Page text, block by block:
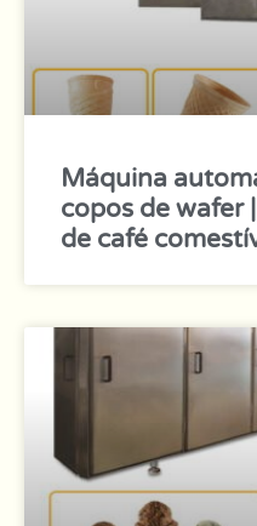
Máquina
copos de wafer
de café